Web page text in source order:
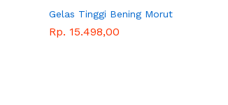
Gelas Tinggi Bening Morut
Rp. 15.498,00